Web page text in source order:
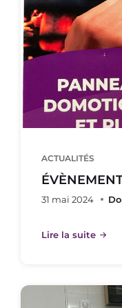
ACTUALITÉS
31 mai 2024
Lire la suite